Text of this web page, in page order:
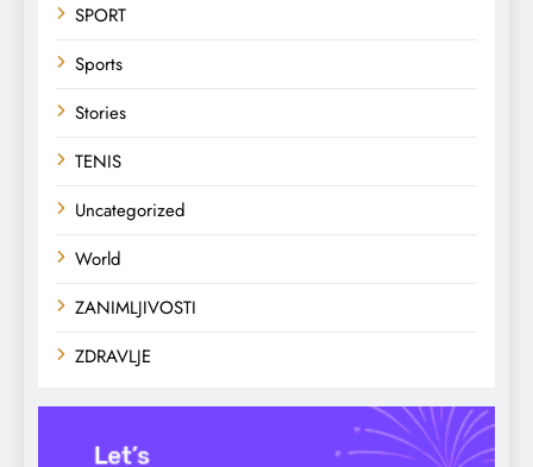
SPORT
Sports
Stories
TENIS
Uncategorized
World
ZANIMLJIVOSTI
ZDRAVLJE